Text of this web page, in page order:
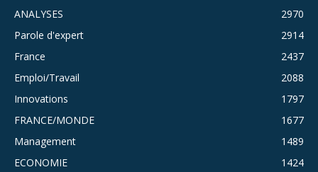
ANALYSES
2970
Parole d'expert
2914
France
2437
Emploi/Travail
2088
Innovations
1797
FRANCE/MONDE
1677
Management
1489
ECONOMIE
1424